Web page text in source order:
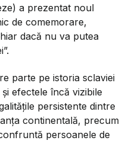
a prezentat noul
de comemorare,
dacă nu va putea
parte pe istoria sclaviei
efectele încă vizibile
persistente dintre
continentală, precum
persoanele de